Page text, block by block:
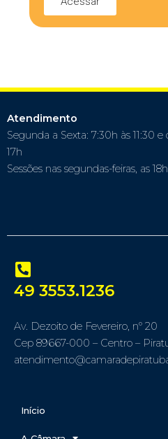
Atendimento
Segunda a Sexta: 7:30h às 11:30 e
17h
Sessões nas segundas-feiras, as 18h
49 3553.1236
Av. Dezoito de Fevereiro, nº 20
Cep 89667-000 – Centro –
Início